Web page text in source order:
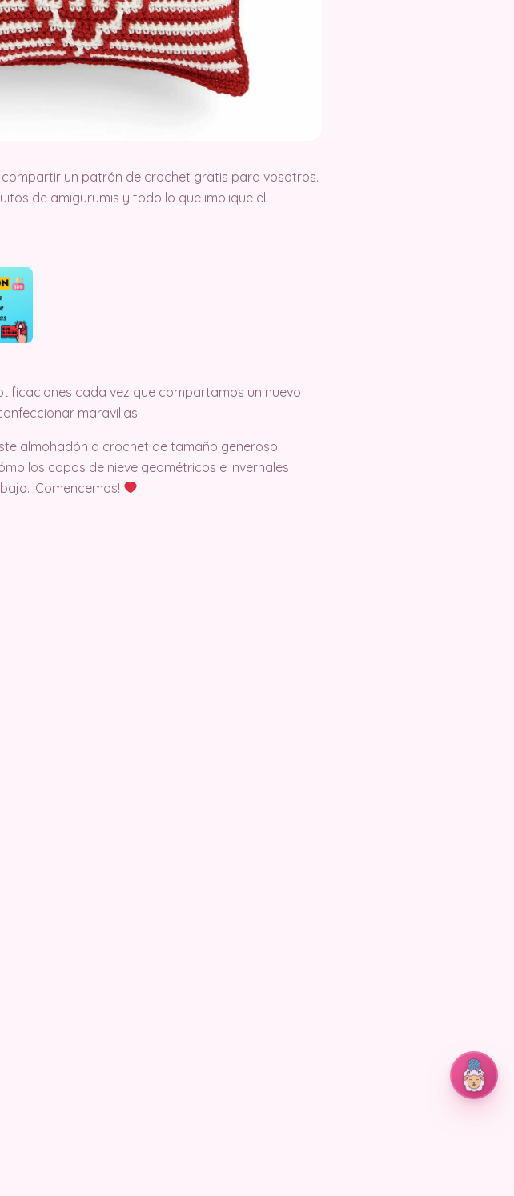
compartir un patrón de crochet gratis para vosotros.
de amigurumis y todo lo que implique el
cada vez que compartamos un nuevo
maravillas.
almohadón a crochet de tamaño generoso.
los copos de nieve geométricos e invernales
¡Comencemos!